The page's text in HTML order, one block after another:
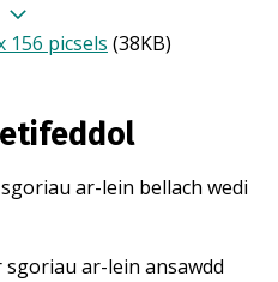
156 picsels (38KB)
ar-lein bellach wedi
sgoriau ar-lein ansawdd